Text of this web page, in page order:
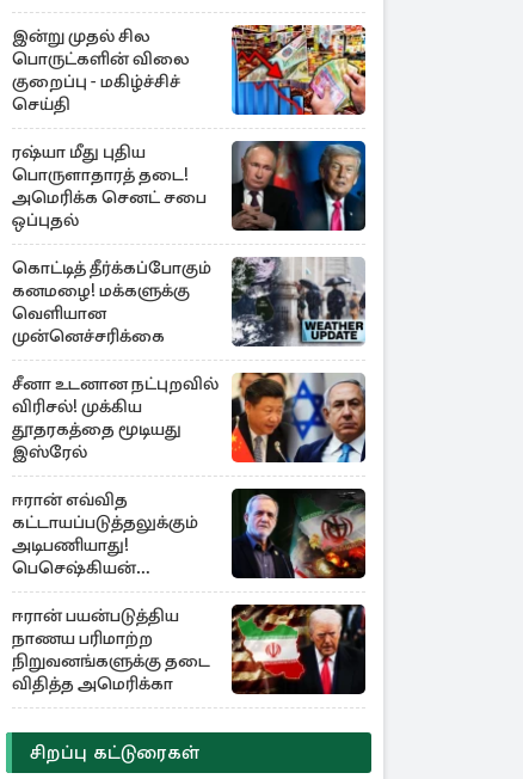
இன்று முதல் சில
பொருட்களின் விலை
குறைப்பு - மகிழ்ச்சிச்
செய்தி
ரஷ்யா மீது புதிய
பொருளாதாரத் தடை!
அமெரிக்க செனட் சபை
ஒப்புதல்
கொட்டித் தீர்க்கப்போகும்
கனமழை! மக்களுக்கு
வெளியான
முன்னெச்சரிக்கை
சீனா உடனான நட்புறவில்
விரிசல்! முக்கிய
தூதரகத்தை மூடியது
இஸ்ரேல்
ஈரான் எவ்வித
கட்டாயப்படுத்தலுக்கும்
அடிபணியாது!
பெசெஷ்கியன்
அறிவிப்பு
ஈரான் பயன்படுத்திய
நாணய பரிமாற்ற
நிறுவனங்களுக்கு தடை
விதித்த அமெரிக்கா
சிறப்பு கட்டுரைகள்